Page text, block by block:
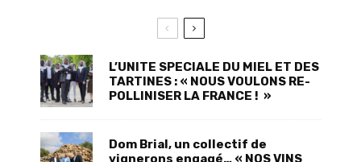
L’UNITE SPECIALE DU MIEL ET DES
TARTINES : « NOUS VOULONS RE-
POLLINISER LA FRANCE ! »
Dom Brial, un collectif de
vignerons engagé… « NOS VINS